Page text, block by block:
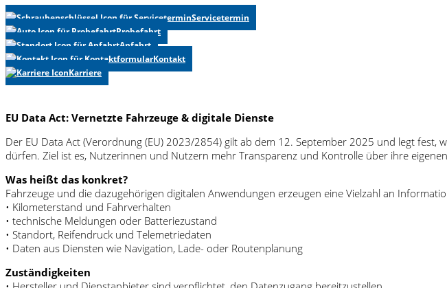
Servicetermin
Probefahrt
Anfahrt
Kontakt
Karriere
EU Data Act: Vernetzte Fahrzeuge & digitale Dienste
Der EU Data Act (Verordnung (EU) 2023/2854) gilt ab dem 12. September 2025 und legt
dürfen. Ziel ist es, Nutzerinnen und Nutzern mehr Transparenz und Kontrolle über ihre
Was heißt das konkret?
Fahrzeuge und die dazugehörigen digitalen Anwendungen erzeugen eine Vielzahl an
• Kilometerstand und Fahrverhalten
• technische Meldungen oder Batteriezustand
• Standort, Reifendruck und Telemetriedaten
• Daten aus Diensten wie Navigation, Lade- oder Routenplanung
Zuständigkeiten